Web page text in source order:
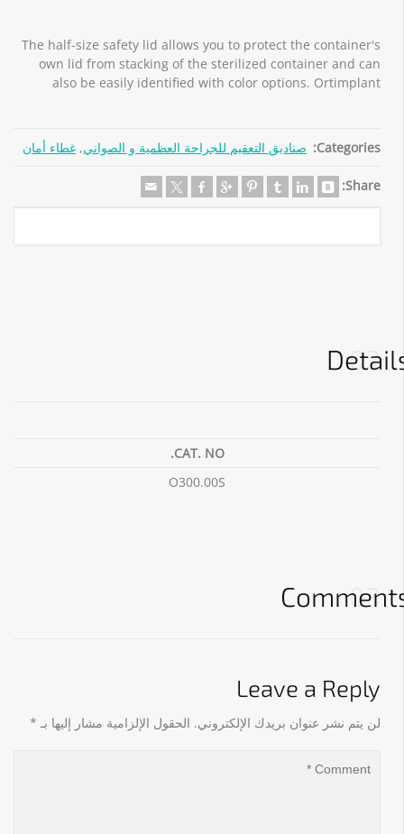
The half-size safety lid allows you to protect the container's
own lid from stacking of the sterilized container and can
also be easily identified with color options. Ortimplant
Categories: صناديق التعقيم للجراحة العظمية و الصواني, غطاء أمان
Share:
02
CAT. NO.
O300.00S
03
Leave a Reply
لن يتم نشر عنوان بريدك الإلكتروني. الحقول الإلزامية مشار إليها بـ *